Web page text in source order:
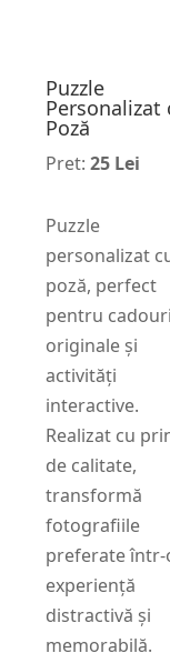
Puzzle
Personalizat
Poză
Pret: 25 Lei
Puzzle
personalizat
poză, perfect
pentru cadouri
originale și
activități
interactive.
Realizat cu
de calitate,
transformă
fotografiile
preferate într-
experiență
distractivă și
memorabilă.